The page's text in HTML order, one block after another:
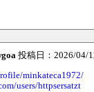
投稿日：2026/04/
minkateca1972/
users/httpsersatzt